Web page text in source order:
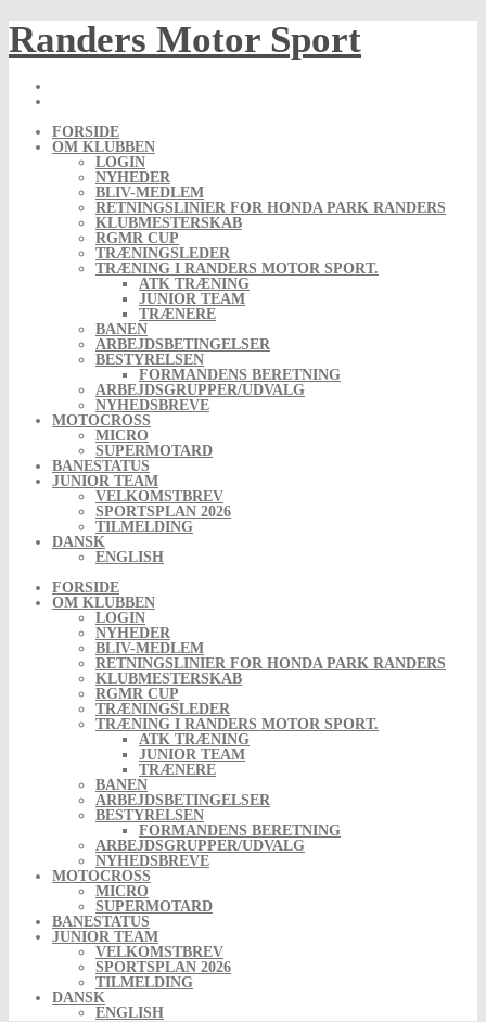
Skip
to
content
Randers Motor Sport
FORSIDE
OM KLUBBEN
LOGIN
NYHEDER
BLIV-MEDLEM
RETNINGSLINIER FOR HONDA PARK RANDERS
KLUBMESTERSKAB
RGMR CUP
TRÆNINGSLEDER
TRÆNING I RANDERS MOTOR SPORT.
ATK TRÆNING
JUNIOR TEAM
TRÆNERE
BANEN
ARBEJDSBETINGELSER
BESTYRELSEN
FORMANDENS BERETNING
ARBEJDSGRUPPER/UDVALG
NYHEDSBREVE
MOTOCROSS
MICRO
SUPERMOTARD
BANESTATUS
JUNIOR TEAM
VELKOMSTBREV
SPORTSPLAN 2026
TILMELDING
DANSK
ENGLISH
FORSIDE
OM KLUBBEN
LOGIN
NYHEDER
BLIV-MEDLEM
RETNINGSLINIER FOR HONDA PARK RANDERS
KLUBMESTERSKAB
RGMR CUP
TRÆNINGSLEDER
TRÆNING I RANDERS MOTOR SPORT.
ATK TRÆNING
JUNIOR TEAM
TRÆNERE
BANEN
ARBEJDSBETINGELSER
BESTYRELSEN
FORMANDENS BERETNING
ARBEJDSGRUPPER/UDVALG
NYHEDSBREVE
MOTOCROSS
MICRO
SUPERMOTARD
BANESTATUS
JUNIOR TEAM
VELKOMSTBREV
SPORTSPLAN 2026
TILMELDING
DANSK
ENGLISH